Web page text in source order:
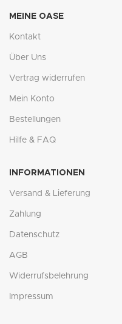
MEINE OASE
Kontakt
Über Uns
Vertrag widerrufen
Mein Konto
Bestellungen
Hilfe & FAQ
INFORMATIONEN
Versand & Lieferung
Zahlung
Datenschutz
AGB
Widerrufsbelehrung
Impressum